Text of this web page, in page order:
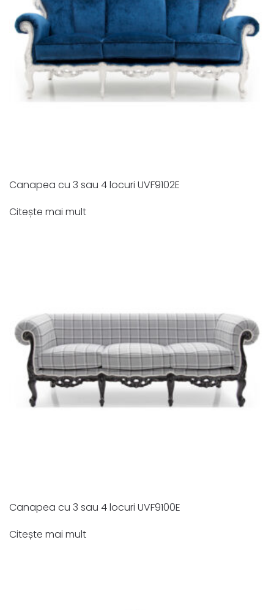
Canapea cu 3 sau 4 locuri UVF9102E
Citește mai mult
Canapea cu 3 sau 4 locuri UVF9100E
Citește mai mult